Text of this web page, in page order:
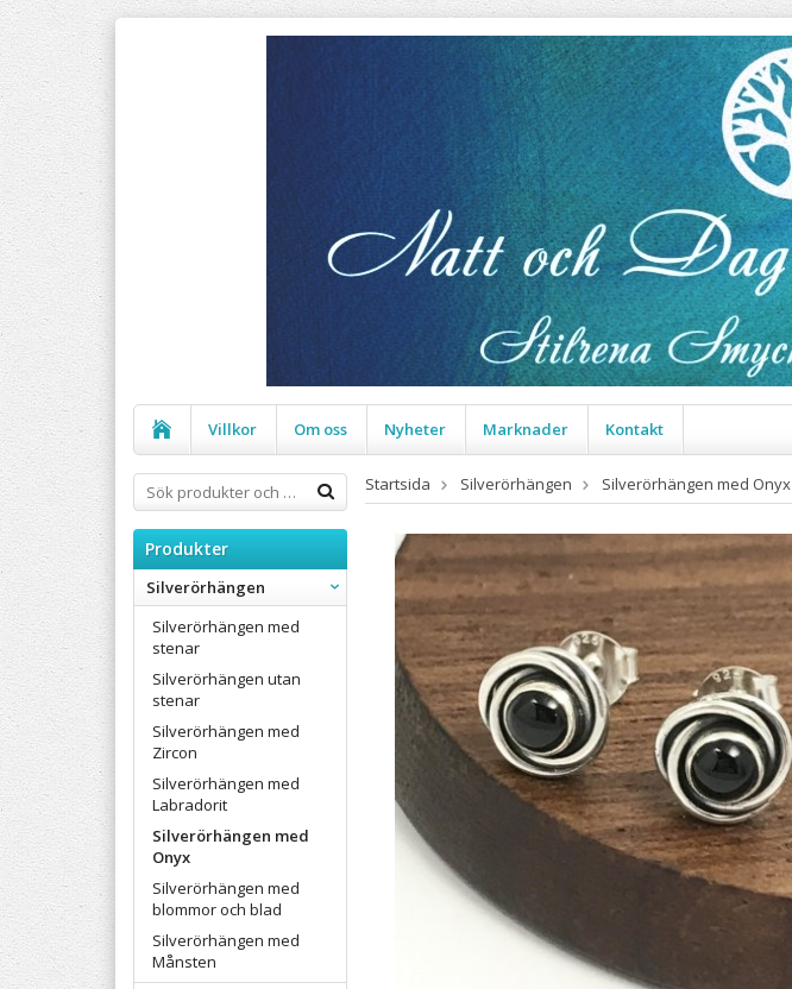
Villkor Om oss Nyheter Marknader Kontakt
Produkter
Silverörhängen
Silverörhängen med
stenar
Silverörhängen utan
stenar
Silverörhängen med
Zircon
Silverörhängen med
Labradorit
Silverörhängen med
Onyx
Silverörhängen med
blommor och blad
Silverörhängen med
Månsten
Startsida Silverörhängen Silverörhängen med Onyx